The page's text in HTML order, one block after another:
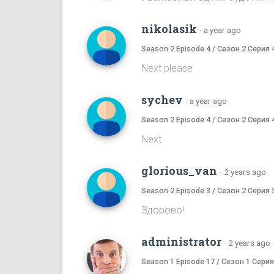
nikolasik · a year ago
Season 2 Episode 4 / Сезон 2 Серия
Next please
sychev · a year ago
Season 2 Episode 4 / Сезон 2 Серия
Next
glorious_van · 2 years ago
Season 2 Episode 3 / Сезон 2 Серия
Здорово!
administrator · 2 years ago
Season 1 Episode 17 / Сезон 1